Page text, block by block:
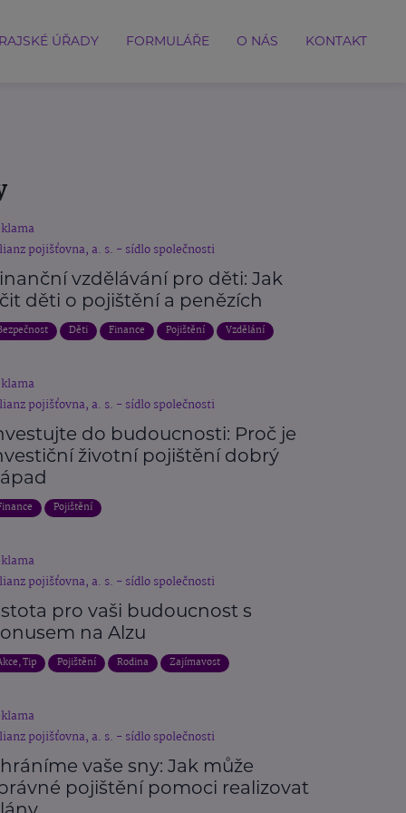
ÚŘADY FORMULÁŘE O NÁS KONTAKT
pojišťovna, a. s. - sídlo společnosti
vzdělávání pro děti: Jak
děti o pojištění a penězích
Děti Finance Pojištění Vzdělání
pojišťovna, a. s. - sídlo společnosti
do budoucnosti: Proč je
životní pojištění dobrý
Pojištění
pojišťovna, a. s. - sídlo společnosti
pro vaši budoucnost s
na Alzu
Tip Pojištění Rodina Zajímavost
pojišťovna, a. s. - sídlo společnosti
vaše sny: Jak může
pojištění pomoci realizovat